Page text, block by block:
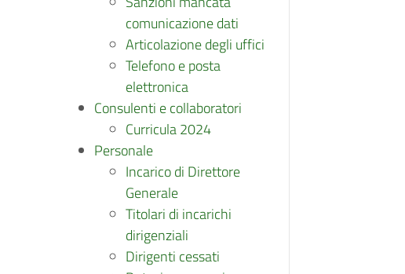
comunicazione dati
Articolazione degli uffici
Telefono e posta
elettronica
Consulenti e collaboratori
Curricula 2024
Personale
Incarico di Direttore
Generale
Titolari di incarichi
dirigenziali
Dirigenti cessati